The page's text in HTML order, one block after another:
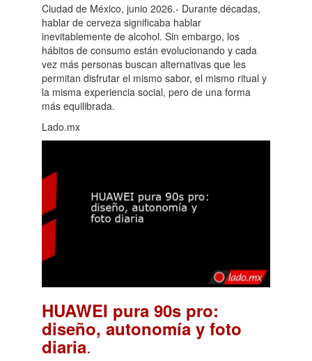
Ciudad de México, junio 2026.- Durante décadas,
hablar de cerveza significaba hablar
inevitablemente de alcohol. Sin embargo, los
hábitos de consumo están evolucionando y cada
vez más personas buscan alternativas que les
permitan disfrutar el mismo sabor, el mismo ritual y
la misma experiencia social, pero de una forma
más equilibrada.
Lado.mx
HUAWEI pura 90s pro:
diseño, autonomía y foto
diaria.